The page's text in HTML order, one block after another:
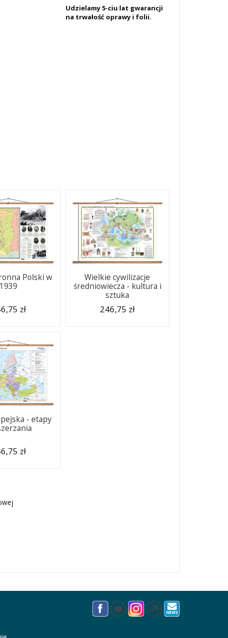
Udzielamy 5-ciu lat gwarancji
na trwałość oprawy i folii.
Polski w
1939
zł
Wielkie cywilizacje
średniowiecza - kultura i
sztuka
246,75 zł
- etapy
zł